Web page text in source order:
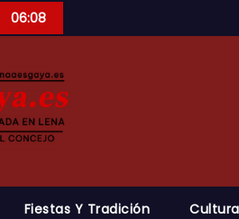
06:08
Fiestas Y Tradición